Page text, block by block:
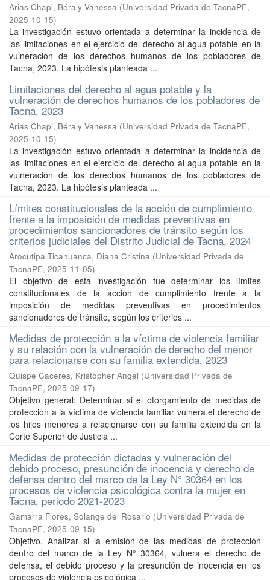
Arias Chapi, Béraly Vanessa (Universidad Privada de TacnaPE,
2025-10-15)
La investigación estuvo orientada a determinar la incidencia de
las limitaciones en el ejercicio del derecho al agua potable en la
vulneración de los derechos humanos de los pobladores de
Tacna, 2023. La hipótesis planteada ...
Limitaciones del derecho al agua potable y la
vulneración de derechos humanos de los pobladores de
Tacna, 2023
Arias Chapi, Béraly Vanessa (Universidad Privada de TacnaPE,
2025-10-15)
La investigación estuvo orientada a determinar la incidencia de
las limitaciones en el ejercicio del derecho al agua potable en la
vulneración de los derechos humanos de los pobladores de
Tacna, 2023. La hipótesis planteada ...
Límites constitucionales de la acción de cumplimiento
frente a la imposición de medidas preventivas en
procedimientos sancionadores de tránsito según los
criterios judiciales del Distrito Judicial de Tacna, 2024
Arocutipa Ticahuanca, Diana Cristina (Universidad Privada de
TacnaPE, 2025-11-05)
El objetivo de esta investigación fue determinar los límites
constitucionales de la acción de cumplimiento frente a la
imposición de medidas preventivas en procedimientos
sancionadores de tránsito, según los criterios ...
Medidas de protección a la víctima de violencia familiar
y su relación con la vulneración de derecho del menor
para relacionarse con su familia extendida, 2023
Quispe Caceres, Kristopher Angel (Universidad Privada de
TacnaPE, 2025-09-17)
Objetivo general: Determinar si el otorgamiento de medidas de
protección a la víctima de violencia familiar vulnera el derecho de
los hijos menores a relacionarse con su familia extendida en la
Corte Superior de Justicia ...
Medidas de protección dictadas y vulneración del
debido proceso, presunción de inocencia y derecho de
defensa dentro del marco de la Ley N° 30364 en los
procesos de violencia psicológica contra la mujer en
Tacna, periodo 2021-2023
Gamarra Flores, Solange del Rosario (Universidad Privada de
TacnaPE, 2025-09-15)
Objetivo. Analizar si la emisión de las medidas de protección
dentro del marco de la Ley N° 30364, vulnera el derecho de
defensa, el debido proceso y la presunción de inocencia en los
procesos de violencia psicológica ...